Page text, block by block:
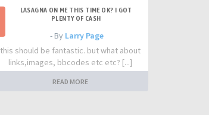
LASAGNA ON ME THIS TIME OK? I GOT
PLENTY OF CASH
- By Larry Page
this should be fantastic. but what about
links,images, bbcodes etc etc? [...]
READ MORE